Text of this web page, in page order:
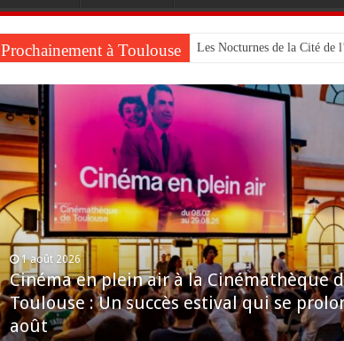
Prochainement à Toulouse Les Nocturnes de la Cité de
1 août 2026
Cinéma en plein air à la Cinémathèque
Toulouse : Un succès estival qui se
août